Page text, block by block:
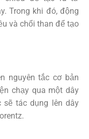
Trong khi đó, động
và chổi than để tạo
nguyên tắc cơ bản
chạy qua một dây
tác dụng lên dây